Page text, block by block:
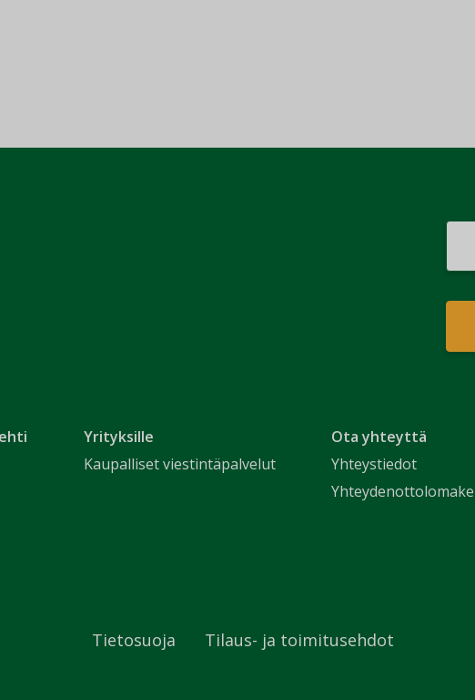
Yrityksille
Kaupalliset viestintäpalvelut
Ota yhteyttä
Yhteystiedot
Yhteydenottolomake
Tietosuoja Tilaus- ja toimitusehdot